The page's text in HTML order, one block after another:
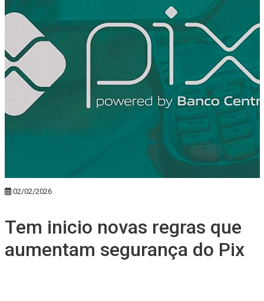
02/02/2026
Tem inicio novas regras que
aumentam segurança do Pix